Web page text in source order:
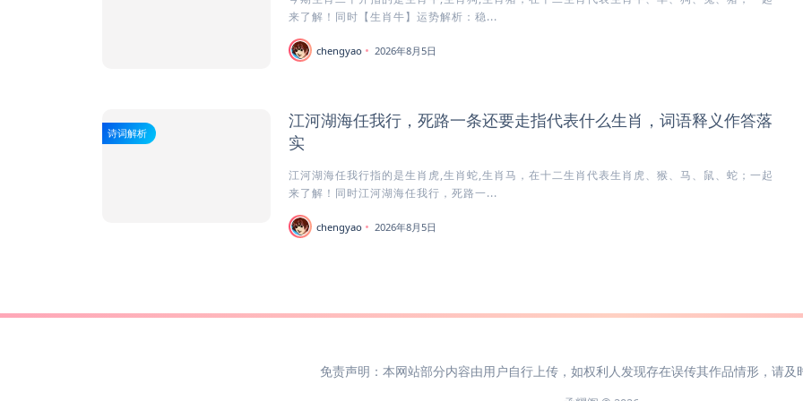
来了解！同时【生肖牛】运势解析：稳...
chengyao 2026年8月5日
诗词解析
江河湖海任我行，死路一条还要走指代表什么生肖，词语释义作答落
实
江河湖海任我行指的是生肖虎,生肖蛇,生肖马，在十二生肖代表生肖虎、猴、马、鼠、蛇；一起
来了解！同时江河湖海任我行，死路一...
chengyao 2026年8月5日
免责声明：本网站部分内容由用户自行上传，如权利人发现存在误传其作品情形，请及